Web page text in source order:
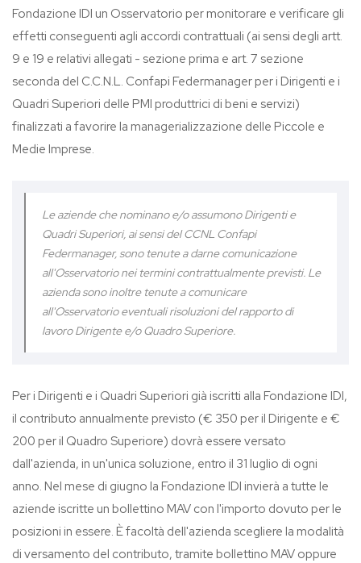
Fondazione IDI un Osservatorio per monitorare e verificare gli
effetti conseguenti agli accordi contrattuali (ai sensi degli artt.
9 e 19 e relativi allegati - sezione prima e art. 7 sezione
seconda del C.C.N.L. Confapi Federmanager per i Dirigenti e i
Quadri Superiori delle PMI produttrici di beni e servizi)
finalizzati a favorire la managerializzazione delle Piccole e
Medie Imprese.
Le aziende che nominano e/o assumono Dirigenti e
Quadri Superiori, ai sensi del CCNL Confapi
Federmanager, sono tenute a darne comunicazione
all'Osservatorio nei termini contrattualmente previsti. Le
azienda sono inoltre tenute a comunicare
all'Osservatorio eventuali risoluzioni del rapporto di
lavoro Dirigente e/o Quadro Superiore.
Per i Dirigenti e i Quadri Superiori già iscritti alla Fondazione IDI,
il contributo annualmente previsto (€ 350 per il Dirigente e €
200 per il Quadro Superiore) dovrà essere versato
dall'azienda, in un'unica soluzione, entro il 31 luglio di ogni
anno. Nel mese di giugno la Fondazione IDI invierà a tutte le
aziende iscritte un bollettino MAV con l'importo dovuto per le
posizioni in essere. È facoltà dell'azienda scegliere la modalità
di versamento del contributo, tramite bollettino MAV oppure